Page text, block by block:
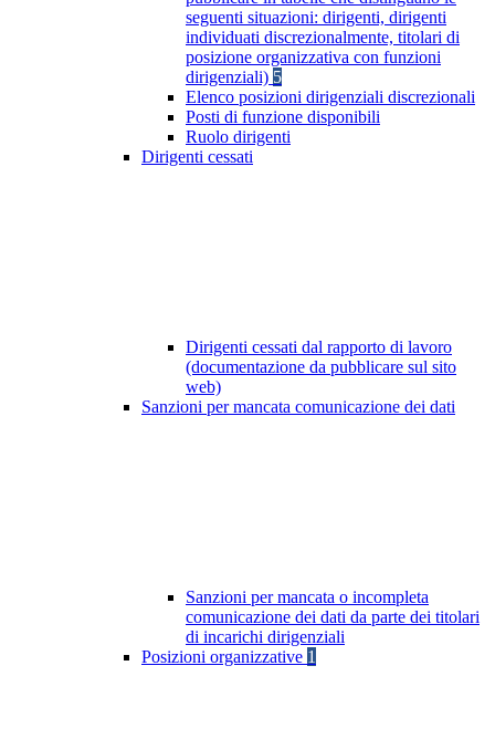
seguenti situazioni: dirigenti, dirigenti
individuati discrezionalmente, titolari di
posizione organizzativa con funzioni
dirigenziali) 5
Elenco posizioni dirigenziali discrezionali
Posti di funzione disponibili
Ruolo dirigenti
Dirigenti cessati
Dirigenti cessati dal rapporto di lavoro
(documentazione da pubblicare sul sito
web)
Sanzioni per mancata comunicazione dei dati
Sanzioni per mancata o incompleta
comunicazione dei dati da parte dei titolari
di incarichi dirigenziali
Posizioni organizzative 1